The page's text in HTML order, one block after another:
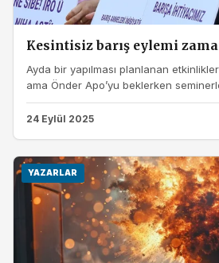
Kesintisiz barış eylemi
Ayda bir yapılması planlanan
ama Önder Apo’yu beklerken
24 Eylül 2025
YAZARLAR